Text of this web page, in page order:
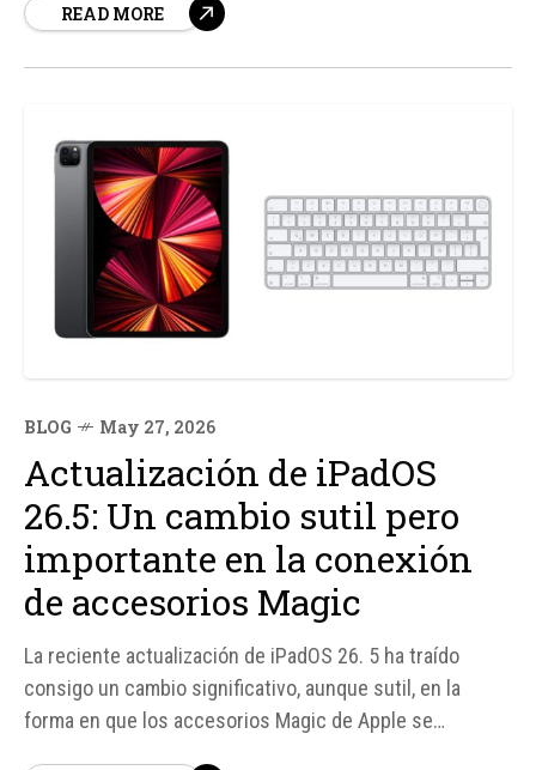
el este, contrario al movimiento normal hacia el oeste.
READ MORE
BLOG May 27, 2026
Actualización de iPadOS
26.5: Un cambio sutil pero
importante en la conexión
de accesorios Magic
La reciente actualización de iPadOS 26. 5 ha traído
consigo un cambio significativo, aunque sutil, en la
forma en que los accesorios Magic de Apple se